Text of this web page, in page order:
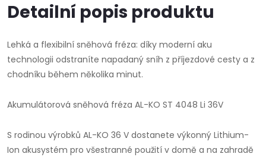
Detailní popis produktu
Lehká a flexibilní sněhová fréza: díky moderní aku
technologii odstraníte napadaný sníh z příjezdové cesty a z
chodníku během několika minut.
Akumulátorová sněhová fréza AL-KO ST 4048 Li 36V
S rodinou výrobků AL-KO 36 V dostanete výkonný Lithium-
Ion akusystém pro všestranné použití v domě a na zahradě